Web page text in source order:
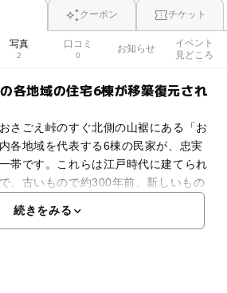
クーポン チケット
写真
2
口コミ
0
お知らせ
イベント
見どころ
各地域の住宅6棟が移築復元され
さごえ峠のすぐ北側の山裾にある「お
各地域を代表する6棟の民家が、忠実
帯です。これらは江戸時代に建てられ
、古いもので約300年前、新しいもの
ています。旧城地家住宅、旧岡本
続きをみる